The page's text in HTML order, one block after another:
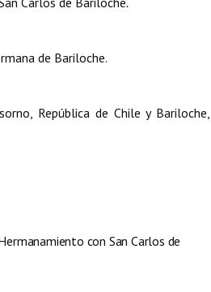
de Bariloche.
República de Chile y Bariloche,
con San Carlos de